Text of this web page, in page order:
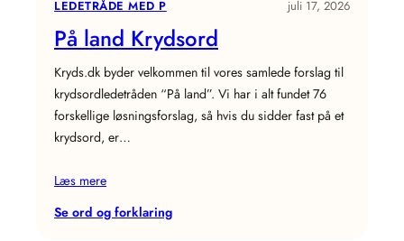
LEDETRÅDE MED P juli 17, 2026
På land Krydsord
Kryds.dk byder velkommen til vores samlede forslag til
krydsordledetråden “På land”. Vi har i alt fundet 76
forskellige løsningsforslag, så hvis du sidder fast på et
krydsord, er…
Læs mere
Se ord og forklaring: